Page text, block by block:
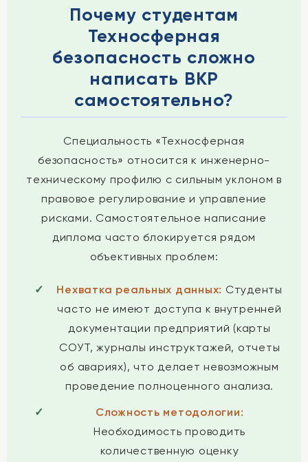
Почему студентам
Техносферная
безопасность сложно
написать ВКР
самостоятельно?
Специальность «Техносферная
безопасность» относится к инженерно-
техническому профилю с сильным уклоном в
правовое регулирование и управление
рисками. Самостоятельное написание
диплома часто блокируется рядом
объективных проблем:
Нехватка реальных данных: Студенты
часто не имеют доступа к внутренней
документации предприятий (карты
СОУТ, журналы инструктажей, отчеты
об авариях), что делает невозможным
проведение полноценного анализа.
Сложность методологии:
Необходимость проводить
количественную оценку